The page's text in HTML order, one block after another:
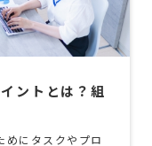
ントとは？組
めにタスクやプロ